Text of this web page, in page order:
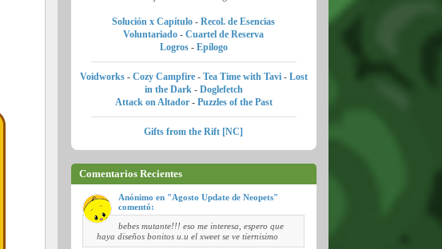
Solución x Capítulo -Recol. de Esencias
Voluntariado -Cuartel de Reserva
Logros- Epílogo
Voidworks- Cozy Campfire - Tea Time with Tavi- Lost
in the Dark - Doglefetch
Attack on Altador- Puzzles of the Past
Gifts from the Rift [NC]
Comentarios Recientes
Anónimo en "Agosto Update de Neopets"
comentó:
bebes mutante!!! eso me interesa, espero que
haya diseños bonitos u.u el xweet se ve tiernisimo